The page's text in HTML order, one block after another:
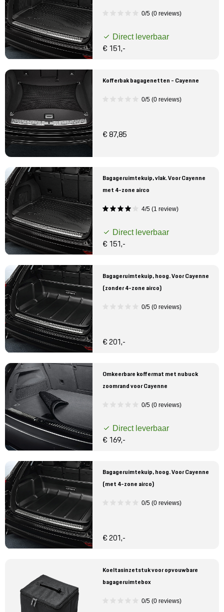
0/5 (0 reviews)
Direct leverbaar
€ 151,-
Kofferbak bagagenetten - Cayenne
0/5 (0 reviews)
€ 87,85
Bagageruimtekuip, vlak. Voor Cayenne
met 4-zone airco
4/5 (1 review)
Direct leverbaar
€ 151,-
Bagageruimtekuip, hoog. Voor Cayenne
(zonder 4-zone airco)
0/5 (0 reviews)
€ 201,-
Omkeerbare koffermat met nubuck
zoomrand voor Cayenne
0/5 (0 reviews)
Direct leverbaar
€ 169,-
Bagageruimtekuip, hoog. Voor Cayenne
(met 4-zone airco)
0/5 (0 reviews)
€ 201,-
Koeltasinzetstuk voor opvouwbare
bagageruimtebox
0/5 (0 reviews)